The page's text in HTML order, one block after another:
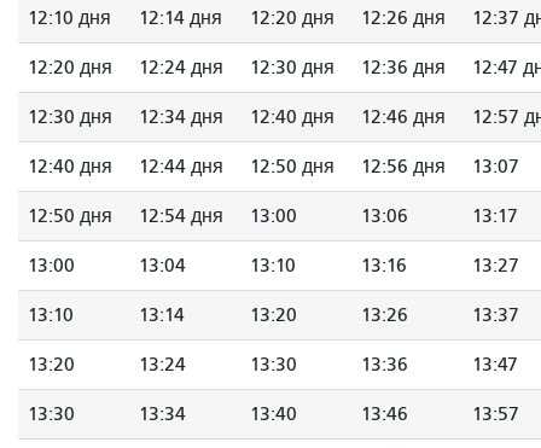
12:10 дня 12:14 дня 12:20 дня 12:26 дня 12:37
12:20 дня 12:24 дня 12:30 дня 12:36 дня 12:47
12:30 дня 12:34 дня 12:40 дня 12:46 дня 12:57
12:40 дня 12:44 дня 12:50 дня 12:56 дня 13:07
12:50 дня 12:54 дня 13:00 13:06 13:17
13:00 13:04 13:10 13:16 13:27
13:10 13:14 13:20 13:26 13:37
13:20 13:24 13:30 13:36 13:47
13:30 13:34 13:40 13:46 13:57